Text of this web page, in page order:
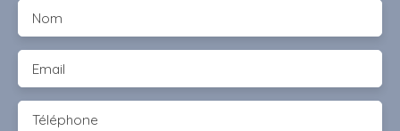
Nom
Email
Téléphone